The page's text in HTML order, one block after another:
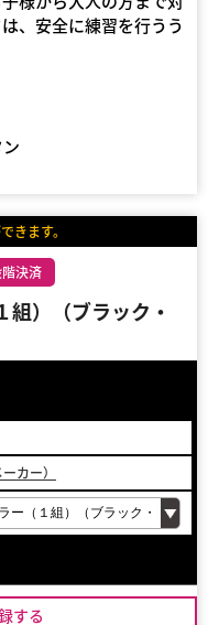
、安全に練習を行うう
きます。
決済
組）（ブラック・
カー）
する